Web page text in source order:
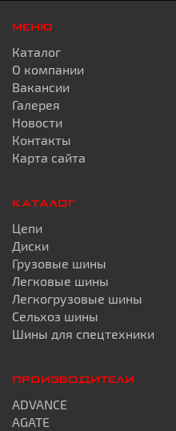
МЕНЮ
Каталог
О компании
Вакансии
Галерея
Новости
Контакты
Карта сайта
КАТАЛОГ
Цепи
Диски
Грузовые шины
Легковые шины
Легкогрузовые шины
Сельхоз шины
Шины для спецтехники
ПРОИЗВОДИТЕЛИ
ADVANCE
AGATE